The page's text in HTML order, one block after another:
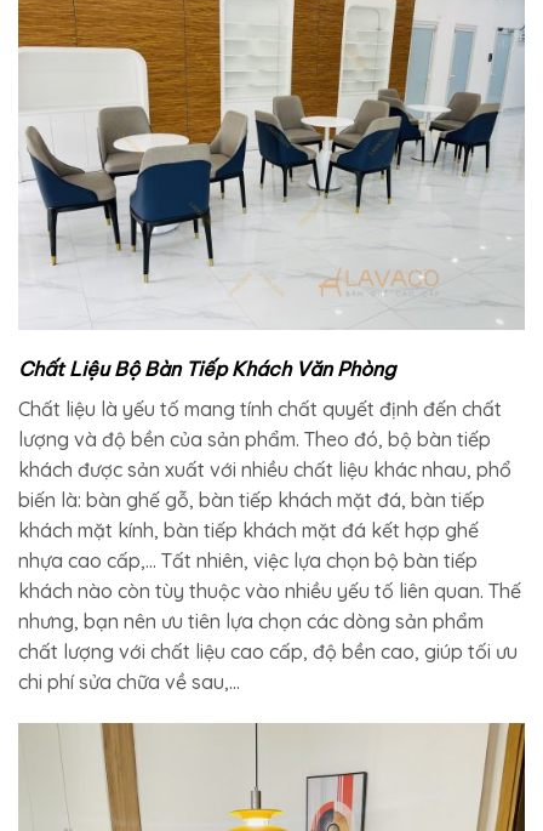
Chất Liệu Bộ Bàn Tiếp Khách Văn Phòng
Chất liệu là yếu tố mang tính chất quyết định đến chất
lượng và độ bền của sản phẩm. Theo đó, bộ bàn tiếp
khách được sản xuất với nhiều chất liệu khác nhau, phổ
biến là: bàn ghế gỗ, bàn tiếp khách mặt đá, bàn tiếp
khách mặt kính, bàn tiếp khách mặt đá kết hợp ghế
nhựa cao cấp,… Tất nhiên, việc lựa chọn bộ bàn tiếp
khách nào còn tùy thuộc vào nhiều yếu tố liên quan. Thế
nhưng, bạn nên ưu tiên lựa chọn các dòng sản phẩm
chất lượng với chất liệu cao cấp, độ bền cao, giúp tối ưu
chi phí sửa chữa về sau,…